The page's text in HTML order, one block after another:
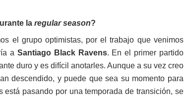
la regular season?
el grupo optimistas, por el trabajo que venimos
a Santiago Black Ravens. En el primer partido
duro y es difícil anotarles. Aunque a su vez creo
descendido, y puede que sea su momento para
está pasando por una temporada de transición, se